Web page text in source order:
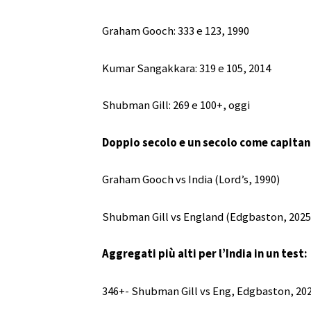
Graham Gooch: 333 e 123, 1990
Kumar Sangakkara: 319 e 105, 2014
Shubman Gill: 269 e 100+, oggi
Doppio secolo e un secolo come
Graham Gooch vs India (Lord’s, 1990)
Shubman Gill vs England (Edgbaston,
Aggregati più alti per l’India in un test:
346+- Shubman Gill vs Eng, Edgbaston,